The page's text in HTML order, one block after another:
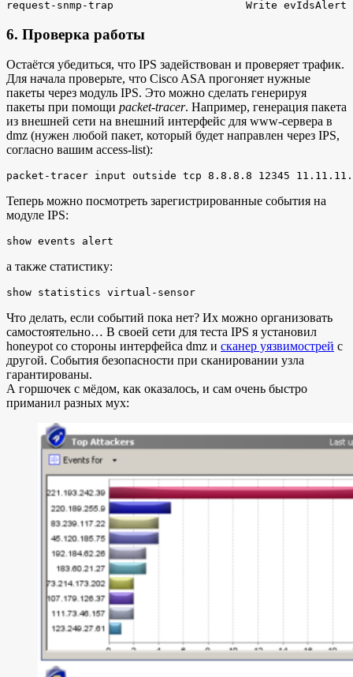
6. Проверка работы
Остаётся убедиться, что IPS задействован и проверяет трафик.
Для начала проверьте, что Cisco ASA прогоняет нужные
пакеты через модуль IPS. Это можно сделать генерируя
пакеты при помощи packet-tracer. Например, генерация пакета
из внешней сети на внешний интерфейс для www-сервера в
dmz (нужен любой пакет, который будет направлен через IPS,
согласно вашим access-list):
Теперь можно посмотреть зарегистрированные события на
модуле IPS:
а также статистику:
Что делать, если событий пока нет? Их можно организовать
самостоятельно… В своей сети для теста IPS я установил
honeypot со стороны интерфейса dmz и сканер уязвимострей с
другой. События безопасности при сканировании узла
гарантированы.
А горшочек с мёдом, как оказалось, и сам очень быстро
приманил разных мух: